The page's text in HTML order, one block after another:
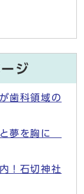
ジ
歯科領域の
夢を胸に
！石切神社